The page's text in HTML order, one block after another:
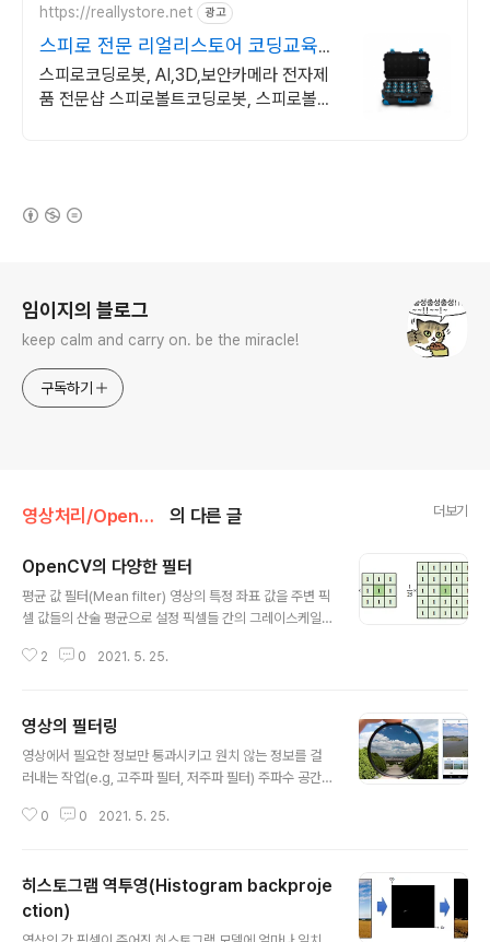
https://reallystore.net 광고
스피로 전문 리얼리스토어 코딩교육을
쉽고 재밌게
스피로코딩로봇, AI,3D,보안카메라 전자제
품 전문샵 스피로볼트코딩로봇, 스피로볼트
임이지의 블로그
keep calm and carry on. be the miracle!
구독하기
영상처리/OpenCV Python 의 다른 글 더보기
OpenCV의 다양한 필터
평균 값 필터(Mean filter) 영상의 특정 좌표 값을 주변 픽
셀 값들의 산술 평균으로 설정 픽셀들 간의 그레이스케일
는 잡음의 영향이 사라지는 효과 실제 영상에 평균 값 필터
량이 필요하다. #OpenCV 평균 값 필터링 함수 /* src :
입력 영상 ksize : 평균값 필터 크기. (width, height) 형
태의 튜플 dst : 결과 영상, 입력 영상과 같은 크기 & 같은
one, borderType=None) -> dst 가우시안 필터 평..
2 0 2021. 5. 25.
영상의 필터링
영상에서 필요한 정보만 통과시키고 원치 않는 정보를 걸
러내는 작업(e.g, 고주파 필터, 저주파 필터) 주파수 공간
주파는 영상에서 부드러운 영역, 고주파는 픽셀 값이 커지
셀 값과 주변 픽셀 값을 동시에 사용하며 주로 마스크(mas
k) 연산을 이용함 같은 용어 : 마스크(행렬), 커널(kernel),
윈도우(window), 템플릿(template) ​ - 다양한 모양과
0 0 2021. 5. 25.
히스토그램 역투영(Histogram backproje
ction)